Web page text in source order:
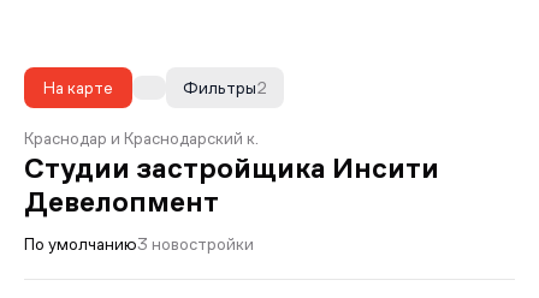
На карте 2
Фильтры
Краснодар и Краснодарский к.
Студии застройщика Инсити
Девелопмент
По умолчанию3 новостройки